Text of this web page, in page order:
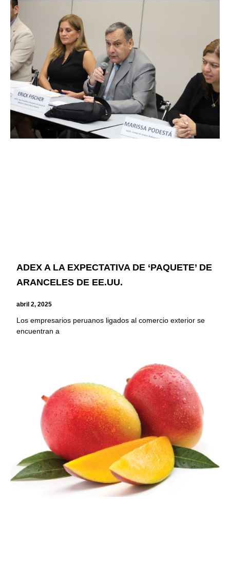
ADEX A LA EXPECTATIVA DE ‘PAQUETE’ DE
ARANCELES DE EE.UU.
abril 2, 2025
Los empresarios peruanos ligados al comercio exterior se
encuentran a